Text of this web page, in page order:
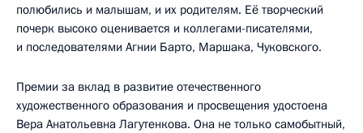
полюбились и малышам, и их родителям. Её творческий
почерк высоко оценивается и коллегами-писателями,
и последователями Агнии Барто, Маршака, Чуковского.
Премии за вклад в развитие отечественного
художественного образования и просвещения удостоена
Вера Анатольевна Лагутенкова. Она не только самобытный,